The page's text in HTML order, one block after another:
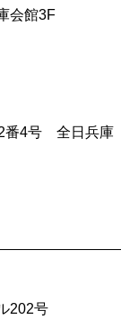
会館3F
番4号 全日兵庫
202号